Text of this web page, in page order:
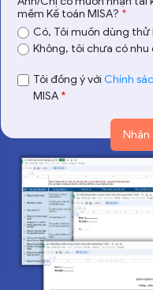
mềm Kế toán MISA? *
Có, Tôi muốn dùng thử
Không, tôi chưa có nhu
Tôi đồng ý với Chính
MISA *